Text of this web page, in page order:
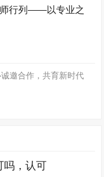
行列 ——以专业之
邀合作，共育新时代
吗，认可